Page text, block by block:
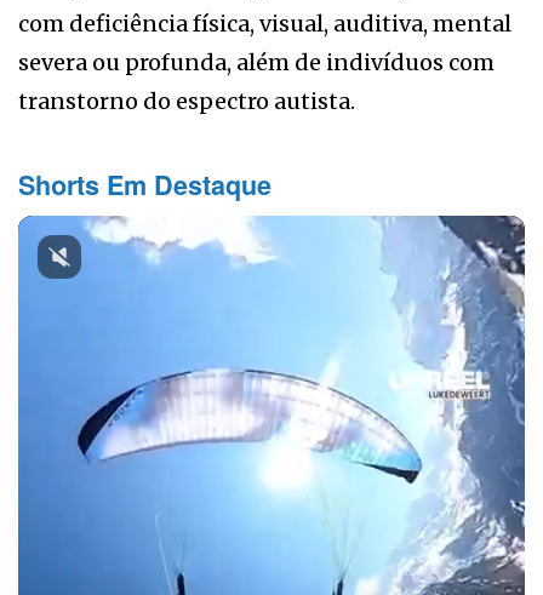
com deficiência física, visual, auditiva, mental
severa ou profunda, além de indivíduos com
transtorno do espectro autista.
Shorts Em Destaque